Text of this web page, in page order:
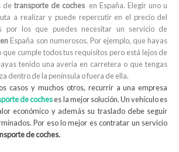
de transporte de cochesen España. Elegir uno u
a realizar y puede repercutir en el precio del
por los que puedes necesitar un servicio de
España son numerosos. Por ejemplo, que hayas
que cumple todos tus requisitos pero está lejos de
tenido una avería en carretera o que tengas
dentro de la península o fuera de ella.
casos y muchos otros, recurrir a una empresa
de cocheses la mejor solución. Un vehículo es
económico y además sutraslado debe seguir
Por eso lo mejor es contratar un servicio
decoches.